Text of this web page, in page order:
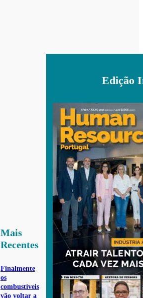
Mais
Recentes
Finalmente
os
combustíveis
vão voltar a
Edição